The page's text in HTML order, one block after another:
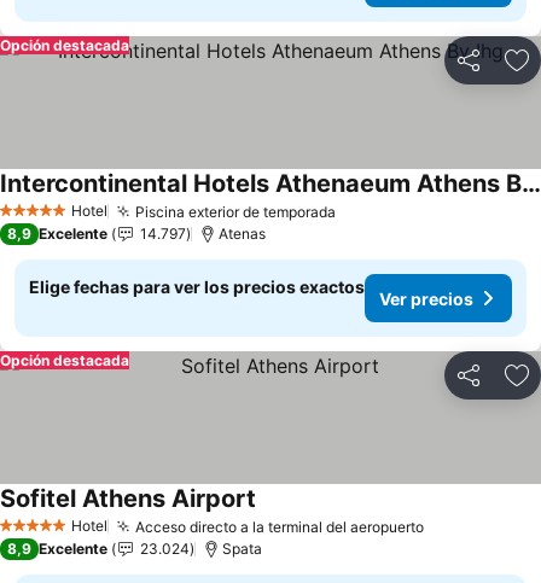
Compartir
Opción destacada
5 Estrellas Hotel Piscina exterior de temporada
Intercontinental Hotels Athenaeum Athens By Ihg
Ver precios
8,9 Excelente 14.797 Atenas
Elige fechas para ver los precios exactos
Ver precios
Compartir
Opción destacada
5 Estrellas Hotel Acceso directo a la terminal del aeropuertoVer precios
Sofitel Athens Airport
8,9 Excelente 23.024 Spata